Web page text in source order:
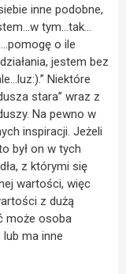
inne podobne,
tym…tak…
o ile
jestem bez
Niektóre
stara” wraz z
Na pewno w
inspiracji. Jeżeli
był on w tych
z którymi się
wartości, więc
z dużą
może osoba
lub ma inne